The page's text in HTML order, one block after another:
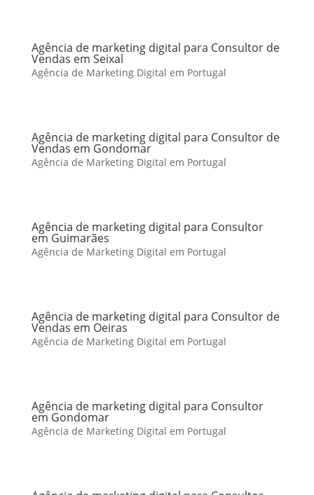
Agência de marketing digital para Consultor de
Vendas em Seixal
Agência de Marketing Digital em Portugal
Agência de marketing digital para Consultor de
Vendas em Gondomar
Agência de Marketing Digital em Portugal
Agência de marketing digital para Consultor
em Guimarães
Agência de Marketing Digital em Portugal
Agência de marketing digital para Consultor de
Vendas em Oeiras
Agência de Marketing Digital em Portugal
Agência de marketing digital para Consultor
em Gondomar
Agência de Marketing Digital em Portugal